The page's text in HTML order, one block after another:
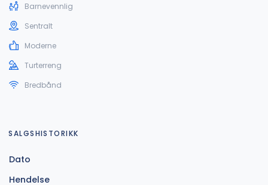
Barnevennlig
Sentralt
Moderne
Turterreng
Bredbånd
SALGSHISTORIKK
Dato
Hendelse